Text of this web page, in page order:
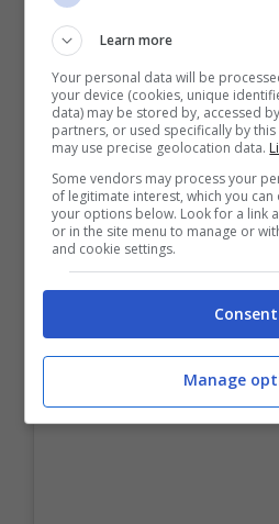
maglioni o dolcevita
abbinare
blazero
o meno svasati.
Learn more
Your personal data will be
your device (cookies, unique
data) may be stored by, accessed
partners, or used specifically by
may use precise geolocation data.
Some vendors may process your
of legitimate interest, which you
your options below. Look for a link
or in the site menu to manage or
and cookie settings.
Consent
Manage